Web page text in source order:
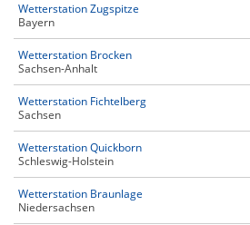
Wetterstation Zugspitze
Bayern
Wetterstation Brocken
Sachsen-Anhalt
Wetterstation Fichtelberg
Sachsen
Wetterstation Quickborn
Schleswig-Holstein
Wetterstation Braunlage
Niedersachsen